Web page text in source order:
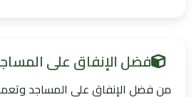
فضل الإنفاق على
من فضل الإنفاق على المساجد